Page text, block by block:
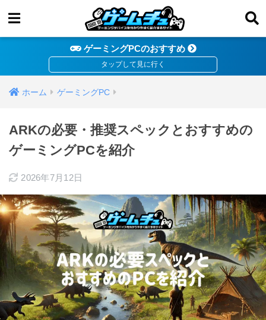
ゲーミングPCのおすすめ
ホーム ゲーミングPC
ARKの必要・推奨スペックとおすすめの
ゲーミングPCを紹介
2026年7月12日